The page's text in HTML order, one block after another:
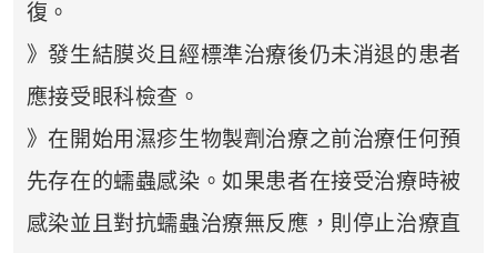
復。
》發生結膜炎且經標準治療後仍未消退的患者
應接受眼科檢查。
》在開始用濕疹生物製劑治療之前治療任何預
先存在的蠕蟲感染。如果患者在接受治療時被
感染並且對抗蠕蟲治療無反應，則停止治療直